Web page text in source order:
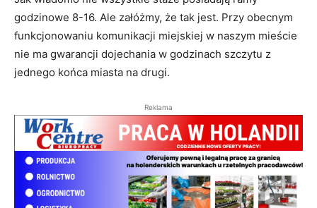
godzinowe 8-16. Ale załóżmy, że tak jest. Przy obecnym
funkcjonowaniu komunikacji miejskiej w naszym mieście
nie ma gwarancji dojechania w godzinach szczytu z
jednego końca miasta na drugi.
Reklama